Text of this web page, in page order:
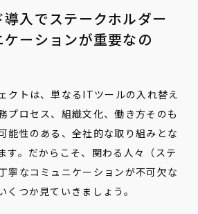
入でステークホルダー
ケーションが重要なの
クトは、単なるITツールの入れ替え
プロセス、組織文化、働き方そのも
能性のある、全社的な取り組みとな
す。だからこそ、関わる人々（ステ
寧なコミュニケーションが不可欠な
くつか見ていきましょう。